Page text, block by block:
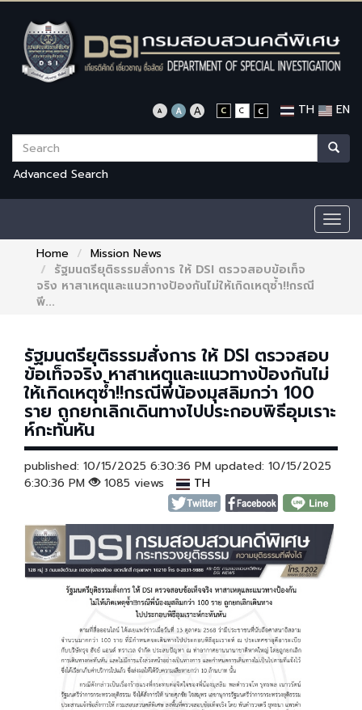
TH EN
Advanced Search
Home
Mission News
รัฐมนตรียุติธรรมสั่งการ ให้ DSI ตรวจสอบข้อเท็จ
จริง หาสาเหตุและแนวทางป้องกันไม่ให้เกิดเหตุซ้ำ!!กรณี
พี...
รัฐมนตรียุติธรรมสั่งการ ให้ DSI ตรวจสอบ
ข้อเท็จจริง หาสาเหตุและแนวทางป้องกันไม่
ให้เกิดเหตุซ้ำ!!กรณีพี่น้องมุสลิมกว่า 100
ราย ถูกยกเลิกเดินทางไปประกอบพิธีอุมเราะ
ห์กะทันหัน
published: 10/15/2025 6:30:36 PM updated: 10/15/2025
6:30:36 PM
1085 views TH